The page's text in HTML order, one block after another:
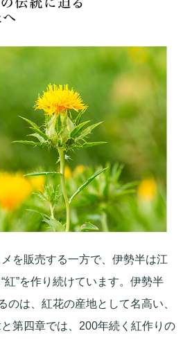
を販売する一方で、伊勢半は江
紅”を作り続けています。伊勢半
のは、紅花の産地として名高い、
第四章では、200年続く紅作りの